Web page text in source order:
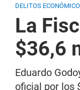
DELITOS
La
$36,6
Eduardo
oficial por los